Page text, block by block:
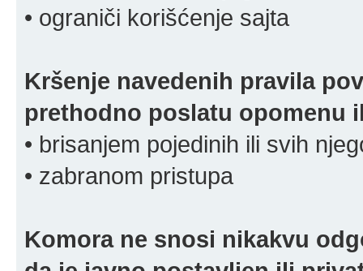
• ograniči korišćenje sajta
Kršenje navedenih pravila
prethodno poslatu opomenu
• brisanjem pojedinih ili svih
• zabranom pristupa
Komora ne snosi nikakvu